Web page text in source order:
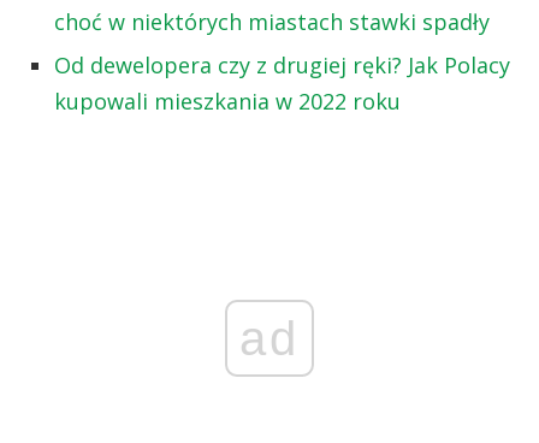
choć w niektórych miastach stawki spadły
Od dewelopera czy z drugiej ręki? Jak Polacy
kupowali mieszkania w 2022 roku
ad